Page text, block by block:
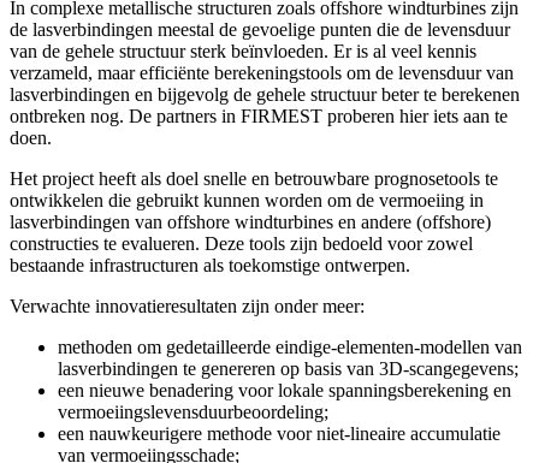
In complexe metallische structuren zoals offshore windturbines zijn
de lasverbindingen meestal de gevoelige punten die de levensduur
van de gehele structuur sterk beïnvloeden. Er is al veel kennis
verzameld, maar efficiënte berekeningstools om de levensduur van
lasverbindingen en bijgevolg de gehele structuur beter te berekenen
ontbreken nog. De partners in FIRMEST proberen hier iets aan te
doen.
Het project heeft als doel snelle en betrouwbare prognosetools te
ontwikkelen die gebruikt kunnen worden om de vermoeiing in
lasverbindingen van offshore windturbines en andere (offshore)
constructies te evalueren. Deze tools zijn bedoeld voor zowel
bestaande infrastructuren als toekomstige ontwerpen.
Verwachte innovatieresultaten zijn onder meer:
methoden om gedetailleerde eindige-elementen-modellen van
lasverbindingen te genereren op basis van 3D-scangegevens;
een nieuwe benadering voor lokale spanningsberekening en
vermoeiingslevensduurbeoordeling;
een nauwkeurigere methode voor niet-lineaire accumulatie
van vermoeiingsschade;